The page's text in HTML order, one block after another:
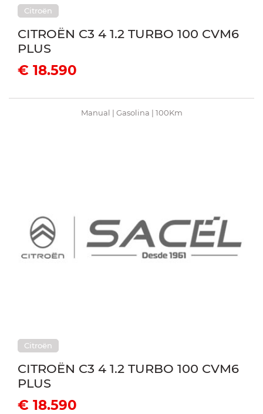
Citroën
CITROËN C3 4 1.2 TURBO 100 CVM6
PLUS
€ 18.590
Manual | Gasolina | 100Km
Citroën
CITROËN C3 4 1.2 TURBO 100 CVM6
PLUS
€ 18.590